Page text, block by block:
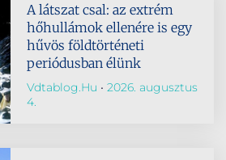
A látszat csal: az extrém
hőhullámok ellenére is egy
hűvös földtörténeti
periódusban élünk
Vdtablog.hu
2026. augusztus
4.